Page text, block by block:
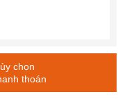
chọn
thoán